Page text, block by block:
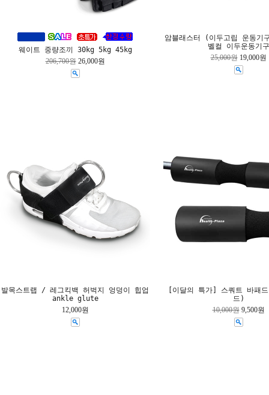
웨이트 중량조끼 30kg 5kg 45kg
206,700원 26,000원
암블래스터 (이두고립 운동기
벨컬 이두운동기구
25,000원 19,000원
발목스트랩 / 레그킥백 허벅지 엉덩이 힙업
ankle glute
12,000원
[이달의 특가] 스쿼트 바패
드)
10,000원 9,500원